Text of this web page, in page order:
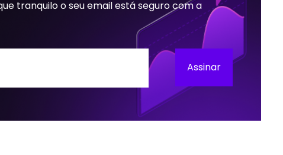
tranquilo o seu email está seguro com a
Assinar